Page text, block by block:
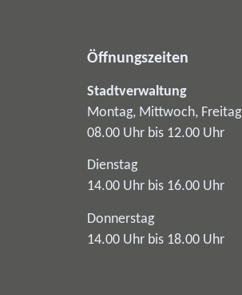
Öffnungszeiten
Stadtverwaltung
Montag, Mittwoch, Freitag
08.00 Uhr bis 12.00 Uhr
Dienstag
14.00 Uhr bis 16.00 Uhr
Donnerstag
14.00 Uhr bis 18.00 Uhr